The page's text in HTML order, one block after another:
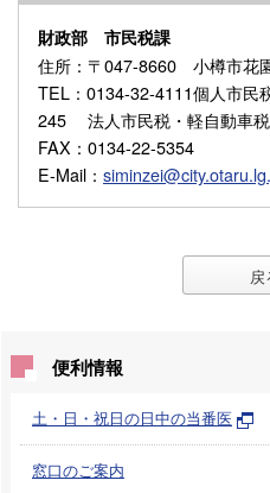
財政部 市民税課
住所 ：〒047-8660 小樽市花
TEL ：0134-32-4111個人市民
245 法人市民税・軽自動車税
FAX ：0134-22-5354
E-Mail ：
戻
便利情報
土・日・祝日の日中の当番医
窓口のご案内